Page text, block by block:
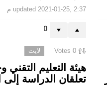
updated 2021-01-25, 2:37 م
0
0
Votes لايت
هيئة التعليم
تعلقان الدراسة إلى